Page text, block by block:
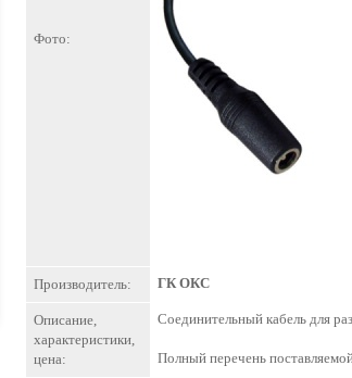
Фото:
Производитель: ГК ОКС
Описание,
характеристики,
цена:
Соединительный кабель для
Полный перечень